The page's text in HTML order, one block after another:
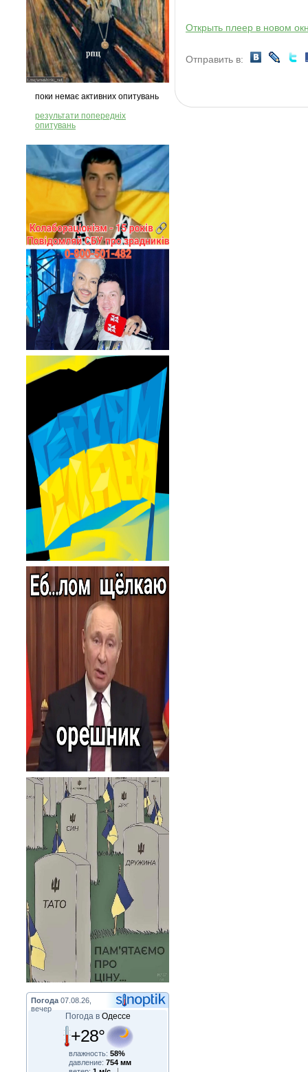
поки немає активних опитувань
результати попередніх
опитувань
Погода 07.08.26,
вечер
Погода в Одессе
+28°
влажность: 58%
давление: 754 мм
Открыть плеер в новом
Отправить в: